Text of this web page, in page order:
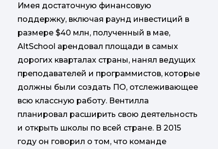
Имея достаточную финансовую
поддержку, включая раунд инвестиций в
размере $40 млн, полученный в мае,
AltSchool арендовал площади в самых
дорогих кварталах страны, нанял ведущих
преподавателей и программистов, которые
должны были создать ПО, отслеживающее
всю классную работу. Вентилла
планировал расширить свою деятельность
и открыть школы по всей стране. В 2015
году он говорил о том, что команде